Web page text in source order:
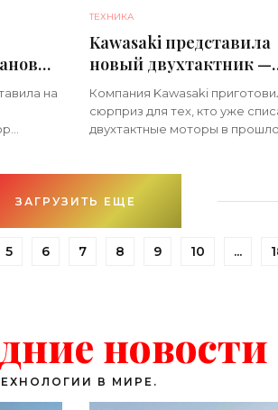
-
на
ТЕХНИКА
Kawasaki представила
новый двухтактник —
впервые за 20 лет -
«Техника»
Компания Kawasaki
сюрприз для тех, кто уже
двухтактные моторы в
мотоцикла
ЗАГРУЗИТЬ ЕЩЕ
5 6 7 8 9 10 ...
новости
В МИРЕ.